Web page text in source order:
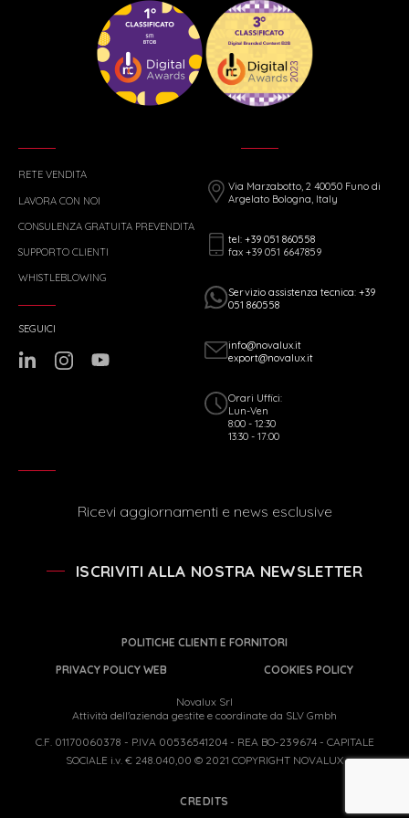
RETE VENDITA
LAVORA CON NOI
CONSULENZA GRATUITA PREVENDITA
SUPPORTO CLIENTI
WHISTLEBLOWING
Via Marzabotto, 2 40050 Funo di
Argelato Bologna, Italy
tel: +39 051 860558
fax +39 051 6647859
Servizio assistenza tecnica: +39
051 860558
info@novalux.it
export@novalux.it
Orari Uffici:
Lun-Ven
8:00 - 12:30
13:30 - 17:00
SEGUICI
Ricevi aggiornamenti e news esclusive
ISCRIVITI ALLA NOSTRA NEWSLETTER
POLITICHE CLIENTI E FORNITORI
PRIVACY POLICY WEB
COOKIES POLICY
Novalux Srl
Attività dell'azienda gestite e coordinate da SLV Gmbh
C.F. 01170060378 - P.IVA 00536541204 - REA BO-239674 - CAPITALE
SOCIALE i.v. € 248.040,00 © 2021 COPYRIGHT NOVALUX
CREDITS